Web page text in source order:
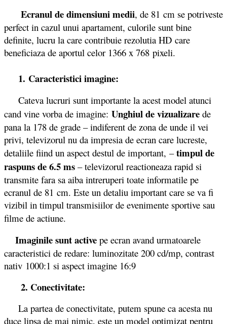
Ecranul de dimensiuni medii, de 81 cm se potriveste
perfect in cazul unui apartament, culorile sunt bine
definite, lucru la care contribuie rezolutia HD care
beneficiaza de aportul celor 1366 x 768 pixeli.
1. Caracteristici imagine:
Cateva lucruri sunt importante la acest model atunci
cand vine vorba de imagine: Unghiul de vizualizare de
pana la 178 de grade – indiferent de zona de unde il vei
privi, televizorul nu da impresia de ecran care lucreste,
detaliile fiind un aspect destul de important, –timpul de
raspuns de 6.5 ms – televizorul reactioneaza rapid si
transmite fara sa aiba intreruperi toate informatile pe
ecranul de 81 cm. Este un detaliu important care se va fi
vizibil in timpul transmisiilor de evenimente sportive sau
filme de actiune.
Imaginile sunt active pe ecran avand urmatoarele
caracteristici de redare: luminozitate 200 cd/mp, contrast
nativ 1000:1 si aspect imagine 16:9
2. Conectivitate:
La partea de conectivitate, putem spune ca acesta nu
duce lipsa de mai nimic, este un model optimizat pentru